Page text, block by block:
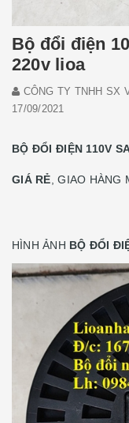
Bộ đổi điện
220v lioa
CÔNG TY TNHH SX
17/09/2021
BỘ ĐỔI ĐIỆN 110V
GIÁ RẺ , GIAO HÀNG
HÌNH ẢNH BỘ ĐỔI